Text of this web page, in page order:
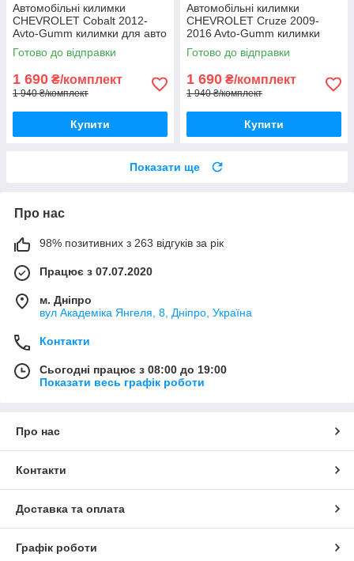
Автомобільні килимки
CHEVROLET Cobalt 2012-
Avto-Gumm килимки для авто
ШЕВРОЛЕ Кобальт 2012-
Автогум
Готово до відправки
1 690 ₴/комплект
1 940 ₴/комплект
Купити
Автомобільні килимки
CHEVROLET Cruze 2009-
2016 Avto-Gumm килимки
для авто ШЕВРОЛЕ Круз
2009-2016 Автогум
Готово до відправки
1 690 ₴/комплект
1 940 ₴/комплект
Купити
Показати ще
Про нас
98% позитивних з 263 відгуків за рік
Працює з 07.07.2020
м. Дніпро
вул Академіка Янгеля, 8, Дніпро, Україна
Контакти
Сьогодні працює з 08:00 до 19:00
Показати весь графік роботи
Про нас
Контакти
Доставка та оплата
Графік роботи